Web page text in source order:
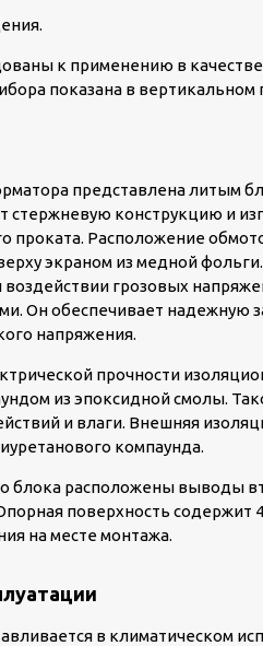
к применению в
показана в
представлена литым
стержневую конструкцию и
проката. Расположение
экраном из медной
воздействии грозовых
Он обеспечивает надежную
напряжения.
прочности
из эпоксидной смолы.
и влаги. Внешняя
компаунда.
блока расположены выводы
поверхность содержит
на месте монтажа.
в климатическом